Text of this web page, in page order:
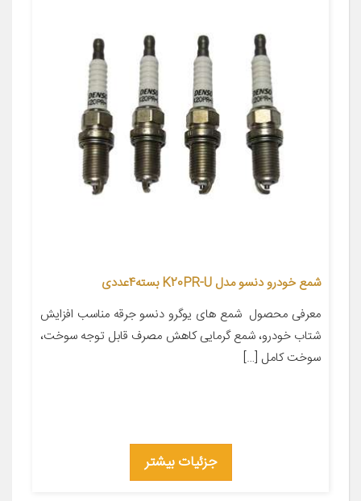
شمع خودرو دنسو مدل K20PR-U بسته4عددی
معرفی محصول شمع های یوگرو دنسو جرقه مناسب افزایش
شتاب خودرو، شمع گرمایی کاهش مصرف قابل توجه سوخت،
سوخت کامل […]
جزئیات بیشتر